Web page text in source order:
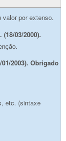
valor por extenso.
03/2000).
2003). Obrigado
etc. (sintaxe